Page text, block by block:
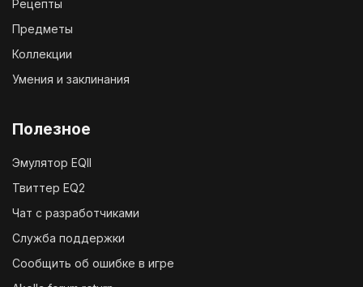
Рецепты
Предметы
Коллекции
Умения и заклинания
Полезное
Эмулятор EQII
Твиттер EQ2
Чат с разработчиками
Служба поддержки
Сообщить об ошибке в игре